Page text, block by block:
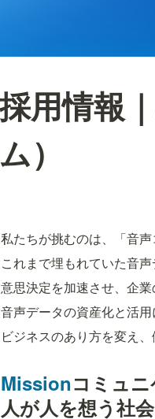
採用情報
ム）
私たちが挑むのは、「音
これまで埋もれていた音声
意思決定を加速させ、企業
音声データの資産化と活用
ビジネスのあり方を変え
Missionコミュニ
人が人を想う社